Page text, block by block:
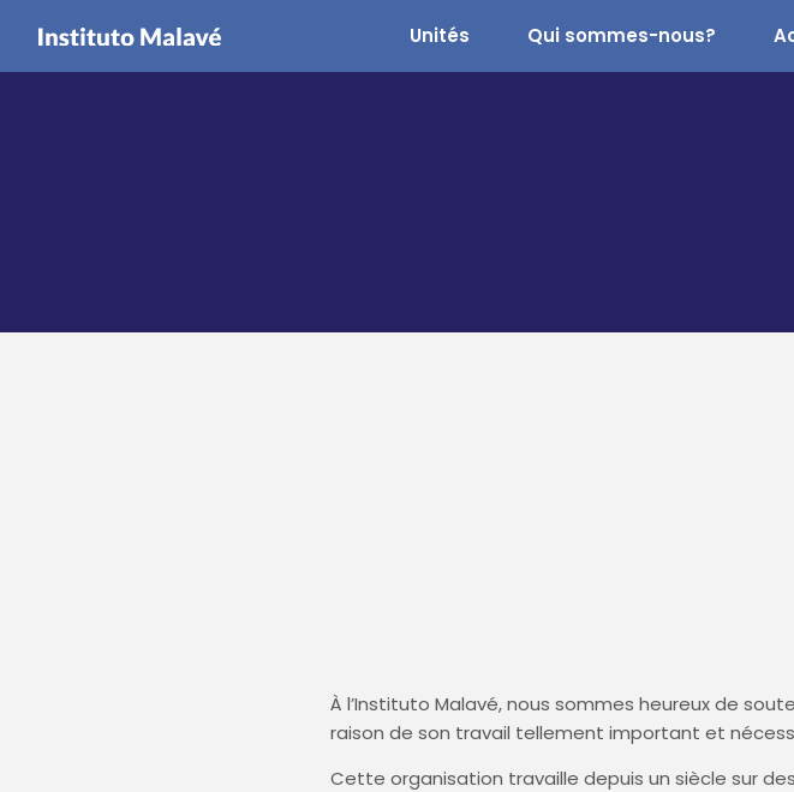
Unités Qui sommes-nous?
À l’Instituto Malavé, nous sommes heureux de
raison de son travail tellement important et
Cette organisation travaille depuis un siècle sur